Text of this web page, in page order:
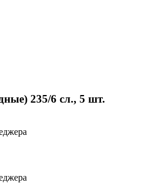
235/6 сл., 5 шт.